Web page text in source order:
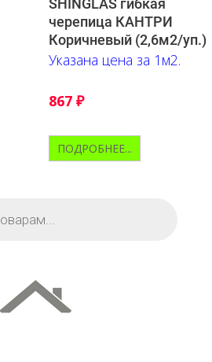
SHINGLAS гибкая
черепица КАНТРИ
Коричневый (2,6м2/уп.)
Указана цена за 1м2.
867 ₽
ПОДРОБНЕЕ...